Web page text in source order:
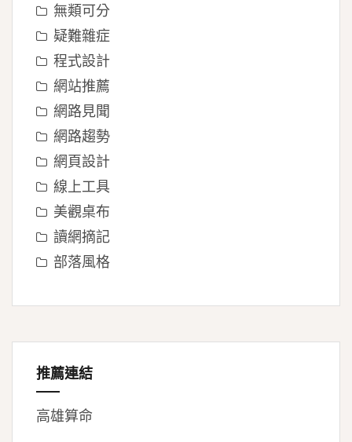
無類可分
疑難雜症
程式設計
網站推薦
網路見聞
網路趨勢
網頁設計
線上工具
美觀桌布
讀網摘記
部落風格
推薦連結
高雄算命